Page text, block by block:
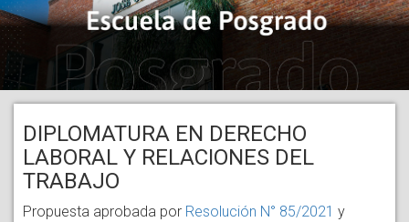
DIPLOMATURA EN DERECHO
LABORAL Y RELACIONES DEL
TRABAJO
Propuesta aprobada por Resolución N° 85/2021 y